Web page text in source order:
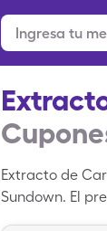
Extracto de
Sundown. El